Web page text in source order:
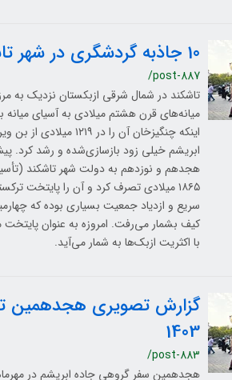
10 جاذبه گردشگری در شهر تاشکند
/post-887
تاشکند در شمال شرقی ازبکستان نزدیک به
میانه‌های قرن هشتم میلادی به آسیای‌ میانه
اینکه چنگیزخان آن را
ابریشم خیلی زود بازسازی‌شده و رشد کرد.
۱۸۶۵ میلادی تصرف کرد و آن را
سریع و ازدیاد جمعیت بسیاری بوده که
کیف بشمار می‌رفت. امروزه به عنوان
با اکثریت ازبک‌ها به‌ شمار می‌آید.
گزارش تصویری هجدهمین
1403
/post-883